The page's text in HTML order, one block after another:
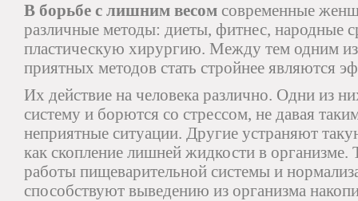
В борьбе с лишним весом современные
различные методы: диеты, фитнес, народные
пластическую хирургию. Между тем одним
приятных методов стать стройнее являются
Их действие на человека различно. Одни из
систему и борются со стрессом, не давая
неприятные ситуации. Другие устраняют
как скопление лишней жидкости в организме.
работы пищеварительной системы и
способствуют выведению из организма